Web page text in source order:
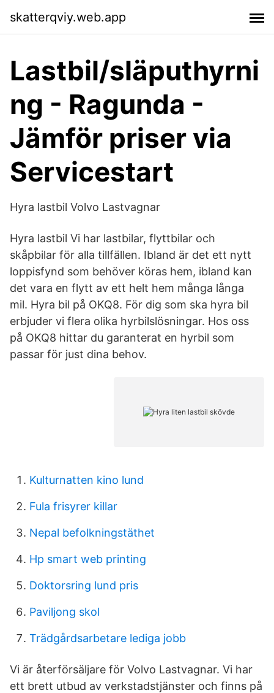
skatterqviy.web.app
Lastbil/släputhyrni
ng - Ragunda -
Jämför priser via
Servicestart
Hyra lastbil Volvo Lastvagnar
Hyra lastbil Vi har lastbilar, flyttbilar och
skåpbilar för alla tillfällen. Ibland är det ett nytt
loppisfynd som behöver köras hem, ibland kan
det vara en flytt av ett helt hem många långa
mil. Hyra bil på OKQ8. För dig som ska hyra bil
erbjuder vi flera olika hyrbilslösningar. Hos oss
på OKQ8 hittar du garanterat en hyrbil som
passar för just dina behov.
Kulturnatten kino lund
Fula frisyrer killar
Nepal befolkningstäthet
Hp smart web printing
Doktorsring lund pris
Paviljong skol
Trädgårdsarbetare lediga jobb
Vi är återförsäljare för Volvo Lastvagnar. Vi har
ett brett utbud av verkstadstjänster och finns på